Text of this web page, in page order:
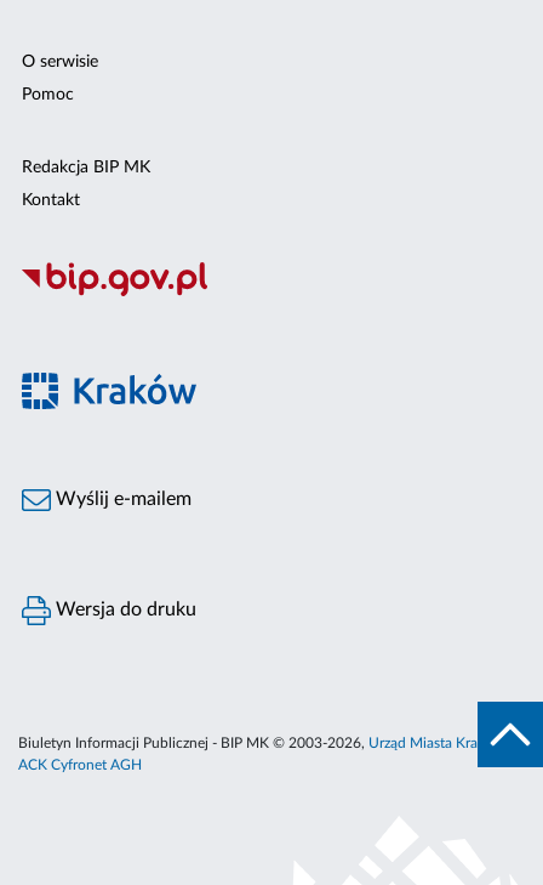
O serwisie
Pomoc
Redakcja BIP MK
Kontakt
Wyślij e-mailem
Wersja do druku
Biuletyn Informacji Publicznej - BIP MK © 2003-2026, Urząd Miasta Krakowa
ACK Cyfronet AGH